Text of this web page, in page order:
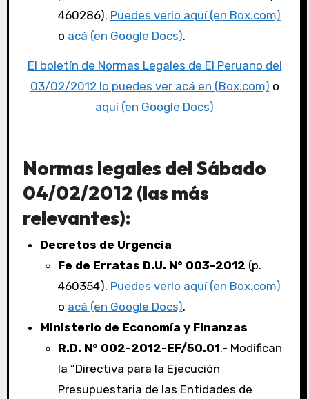
460286). Puedes verlo aquí (en Box.com)
o acá (en Google Docs).
El boletín de Normas Legales de El Peruano del
03/02/2012 lo puedes ver acá en (Box.com) o
aquí (en Google Docs)
Normas legales del Sábado
04/02/2012 (las más
relevantes):
Decretos de Urgencia
Fe de Erratas D.U. N° 003-2012 (p.
460354). Puedes verlo aquí (en Box.com)
o acá (en Google Docs).
Ministerio de Economía y Finanzas
R.D. N° 002-2012-EF/50.01.- Modifican
la “Directiva para la Ejecución
Presupuestaria de las Entidades de